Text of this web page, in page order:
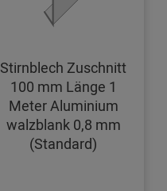
Stirnblech Zuschnitt
100 mm Länge 1
Meter Aluminium
walzblank 0,8 mm
(Standard)